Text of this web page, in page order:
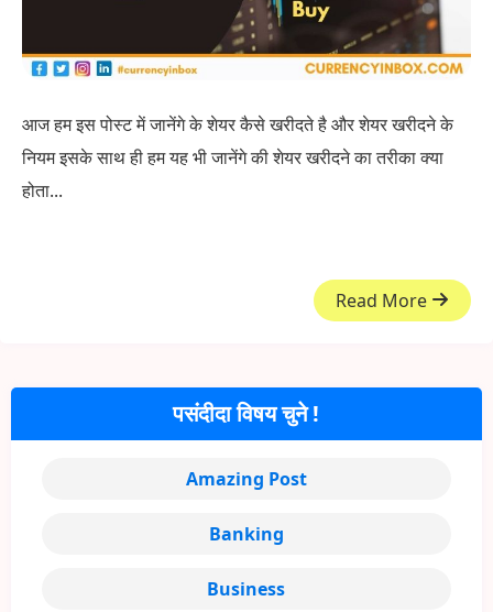
आज हम इस पोस्ट में जानेंगे के शेयर कैसे खरीदते है और शेयर खरीदने के
नियम इसके साथ ही हम यह भी जानेंगे की शेयर खरीदने का तरीका क्या
होता...
Read More
पसंदीदा विषय चुने !
Amazing Post
Banking
Business